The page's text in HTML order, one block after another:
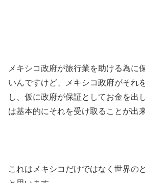
メキシコ政府が旅行業を助ける為に
いんですけど、メキシコ政府がそれ
し、仮に政府が保証としてお金を出
は基本的にそれを受け取ることが出
これはメキシコだけではなく世界の